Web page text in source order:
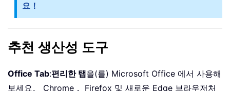
요！
추천 생산성 도구
Office Tab:편리한 탭을(를) Microsoft Office 에서 사용해
보세요。 Chrome， Firefox 및 새로운 Edge 브라우저처